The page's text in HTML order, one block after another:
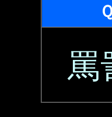
罵